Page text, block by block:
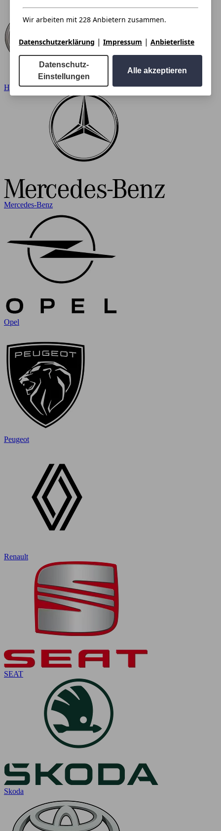
Hyundai
Mercedes-Benz
Opel
Peugeot
Renault
SEAT
Skoda
Wir arbeiten mit 228 Anbietern zusammen.
Datenschutzerklärung | Impressum | Anbieterliste
Datenschutz-
Einstellungen
Alle akzeptieren